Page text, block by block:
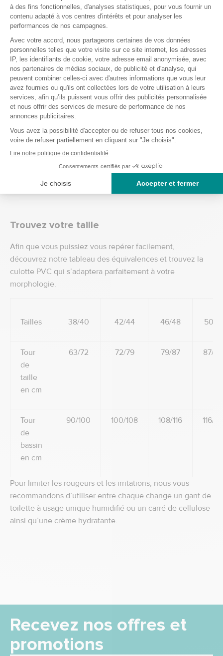
Discrétion
Maintien supplémentaire
Préserve votre peau contre les irritations
100% PVC
Composition de la culotte PVC fermée
Dermalon
Dermalon : 100% Polychlorure de vinyle (PVC)
Elastique : 52% Coton - 48% Latex
Trouvez votre taille
Afin que vous puissiez vous repérer facilement,
découvrez notre tableau des équivalences et trouvez la
culotte PVC qui s’adaptera parfaitement à votre
morphologie.
Tailles 38/40 42/44 46/48 50/
Tour
de
taille
en cm
63/72 72/79 79/87 87/
Tour
de
bassin
en cm
90/100 100/108 108/116 116/
Pour limiter les rougeurs et les irritations, nous vous
recommandons d’utiliser entre chaque change un gant de
toilette à usage unique humidifié ou un carré de cellulose
ainsi qu’une crème hydratante.
Recevez nos offres et
promotions